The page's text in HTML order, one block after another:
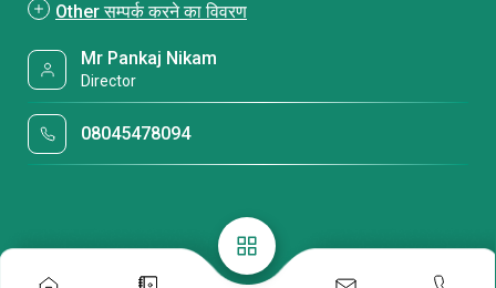
Other सम्पर्क करने का विवरण
Mr Pankaj Nikam
Director
08045478094